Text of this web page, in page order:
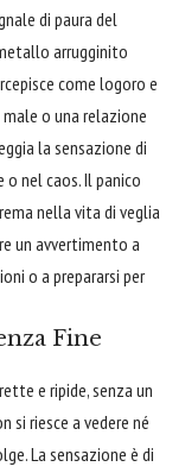
di paura del
arrugginito
come logoro e
o una relazione
la sensazione di
nel caos. Il panico
nella vita di veglia
un avvertimento a
o a prepararsi per
Fine
e ripide, senza un
si riesce a vedere né
La sensazione è di